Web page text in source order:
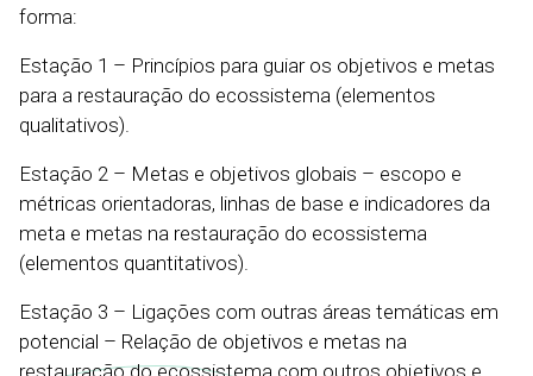
forma:
Estação 1 – Princípios para guiar os objetivos e metas
para a restauração do ecossistema (elementos
qualitativos).
Estação 2 – Metas e objetivos globais – escopo e
métricas orientadoras, linhas de base e indicadores da
meta e metas na restauração do ecossistema
(elementos quantitativos).
Estação 3 – Ligações com outras áreas temáticas em
potencial – Relação de objetivos e metas na
restauração do ecossistema com outros objetivos e